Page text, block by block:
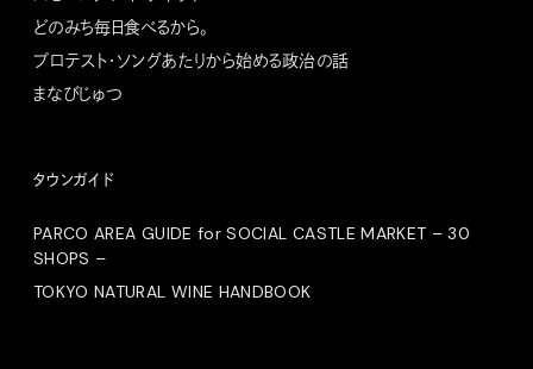
どのみち毎日食べるから。
プロテスト・ソングあたりから始める政治の話
まなびじゅつ
タウンガイド
PARCO AREA GUIDE for SOCIAL CASTLE MARKET – 30
SHOPS –
TOKYO NATURAL WINE HANDBOOK